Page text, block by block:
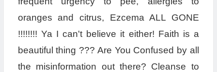
oranges and citrus, Ezcema ALL GONE
!!!!!!!! Ya I can't believe it either! Faith is a
beautiful thing ??? Are You Confused by all
the misinformation out there? Cleanse to